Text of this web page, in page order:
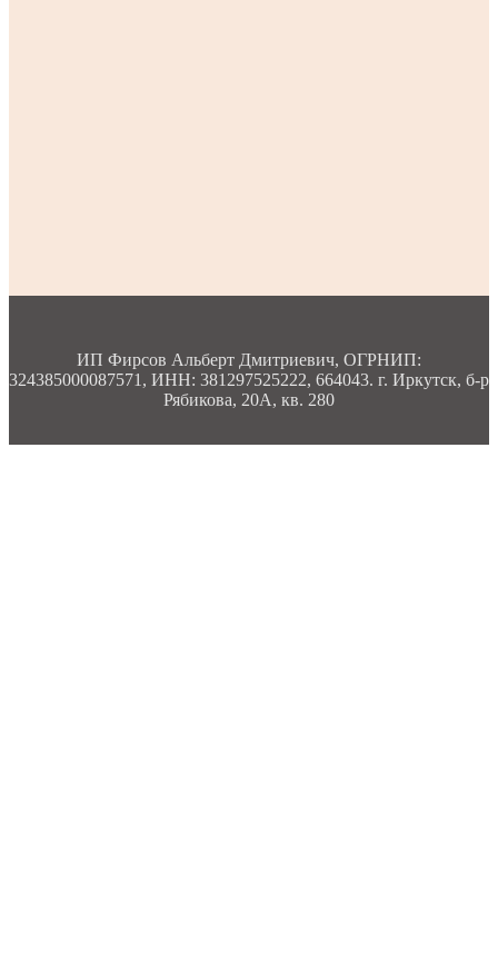
ИП Фирсов Альберт Дмитриевич, ОГРНИП:
324385000087571, ИНН: 381297525222, 664043. г. Иркутск, б-р
Рябикова, 20А, кв. 280